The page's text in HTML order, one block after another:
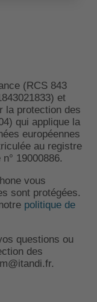
(RCS 843
et
la protection des
qui applique la
européennes
au registre
19000886.
vous
sont protégées.
politique de
questions ou
des